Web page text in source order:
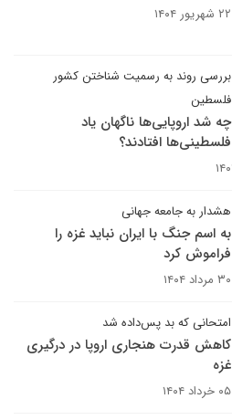
۲۲ شهریور ۱۴۰۴
بررسی روند به رسمیت شناختن کشور
فلسطین
چه شد اروپایی‌ها ناگهان یاد
فلسطینی‌ها افتادند؟
هشدار به جامعه جهانی
به اسم جنگ با ایران نباید غزه را
فراموش کرد
۳۰ مرداد ۱۴۰۴
امتحانی که بد پس‌داده شد
کاهش قدرت هنجاری اروپا در درگیری
غزه
۰۵ خرداد ۱۴۰۴